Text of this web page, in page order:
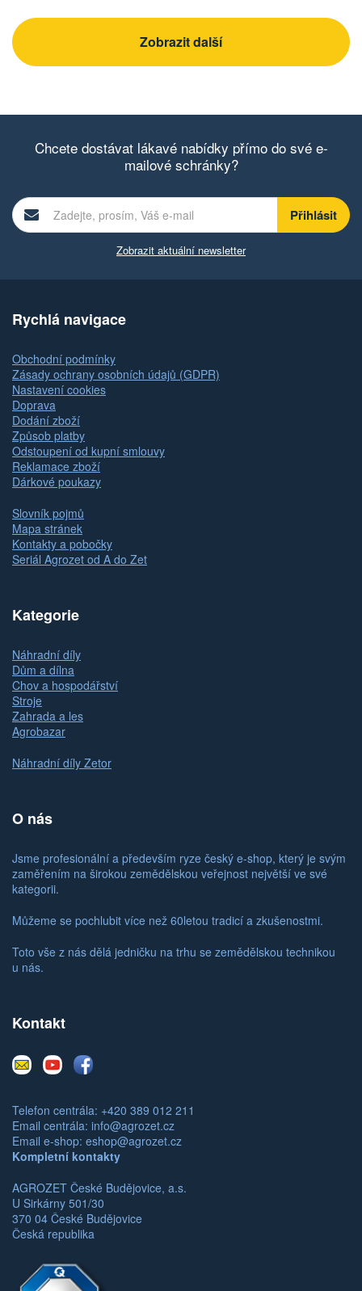
Zobrazit další
Chcete dostávat lákavé nabídky přímo do své e-
mailové schránky?
Zobrazit aktuální newsletter
Rychlá navigace
Obchodní podmínky
Zásady ochrany osobních údajů (GDPR)
Nastavení cookies
Doprava
Dodání zboží
Způsob platby
Odstoupení od kupní smlouvy
Reklamace zboží
Dárkové poukazy
Slovník pojmů
Mapa stránek
Kontakty a pobočky
Seriál Agrozet od A do Zet
Kategorie
Náhradní díly
Dům a dílna
Chov a hospodářství
Stroje
Zahrada a les
Agrobazar
Náhradní díly Zetor
O nás
Jsme profesionální a především ryze český e-shop, který je svým
zaměřením na širokou zemědělskou veřejnost největší ve své
kategorii.
Můžeme se pochlubit více než 60letou tradicí a zkušenostmi.
Toto vše z nás dělá jedničku na trhu se zemědělskou technikou
u nás.
Kontakt
E-
mail
YoutubeFacebook
Telefon centrála: +420 389 012 211
Email centrála: info@agrozet.cz
Email e-shop: eshop@agrozet.cz
Kompletní kontakty
AGROZET České Budějovice, a.s.
U Sirkárny 501/30
370 04 České Budějovice
Česká republika